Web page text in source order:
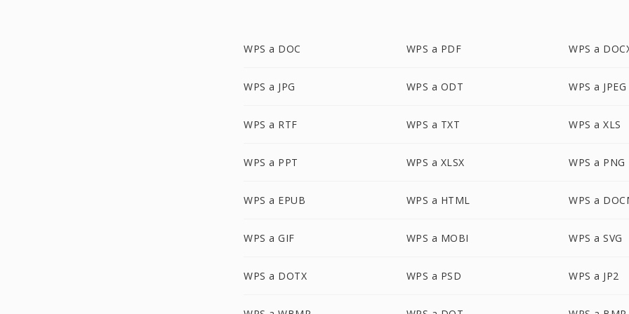
WPS a DOC WPS a PDF WPS a
WPS a JPG WPS a ODT WPS a JPEG
WPS a RTF WPS a TXT WPS a XLS
WPS a PPT WPS a XLSX WPS a PNG
WPS a EPUB WPS a HTML WPS a
WPS a GIF WPS a MOBI WPS a SVG
WPS a DOTX WPS a PSD WPS a JP2